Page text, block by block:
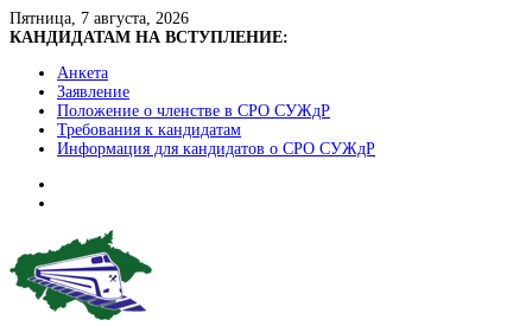
Skip
to
Пятница, 7 августа, 2026
КАНДИДАТАМ НА ВСТУПЛЕНИЕ:
Анкета
Заявление
Положение о членстве в СРО СУЖдР
Требования к кандидатам
Информация для кандидатов о СРО СУЖдР